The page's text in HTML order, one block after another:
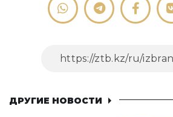
ДРУГИЕ НОВОСТИ